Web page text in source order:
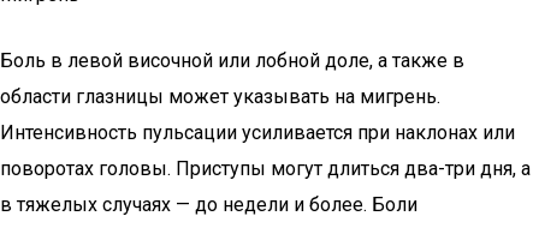
Боль в левой височной или лобной доле, а также в
области глазницы может указывать на мигрень.
Интенсивность пульсации усиливается при наклонах или
поворотах головы. Приступы могут длиться два-три дня, а
в тяжелых случаях — до недели и более. Боли